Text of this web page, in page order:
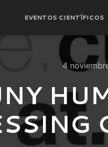
EVENTOS CIENTÍFICOS
4